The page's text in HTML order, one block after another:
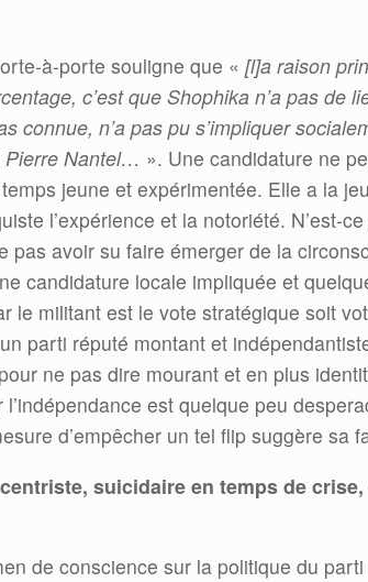
à-porte souligne que « [l]a raison
c’est que Shophika n’a pas de
connue, n’a pas pu s’impliquer
Pierre Nantel… ». Une candidature ne
jeune et expérimentée. Elle a la
l’expérience et la notoriété. N’est-
pas avoir su faire émerger de la
candidature locale impliquée et
le militant est le vote stratégique soit
parti réputé montant et
ne pas dire mourant et en plus
est quelque peu
d’empêcher un tel flip suggère sa
suicidaire en temps de
de conscience sur la politique du